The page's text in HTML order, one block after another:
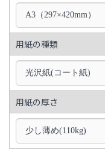
A3（297×420mm）
用紙の種類
光沢紙(コート紙)
用紙の厚さ
少し薄め(110kg)